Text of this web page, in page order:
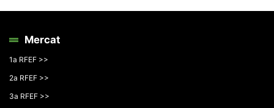
Mercat
1a RFEF >>
2a RFEF >>
3a RFEF >>